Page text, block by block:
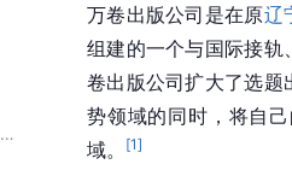
图书《单亲爱》的出版信息
万卷出版公司是在原辽
组建的一个与国际接轨
卷出版公司扩大了选题
势领域的同时，将自
域。
[1]